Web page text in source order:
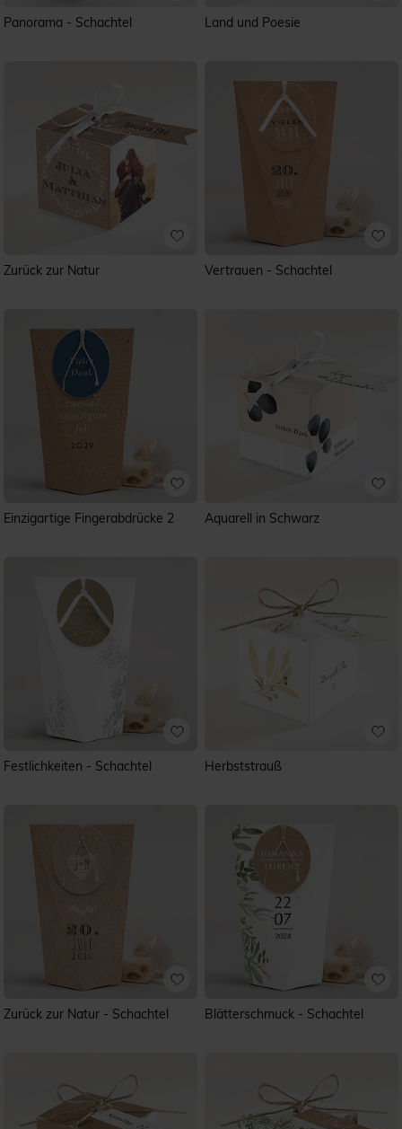
Panorama - Schachtel Land und Poesie
Zurück zur Natur Vertrauen - Schachtel
Einzigartige Fingerabdrücke 2 Aquarell in Schwarz
Festlichkeiten - Schachtel Herbststrauß
Zurück zur Natur - Schachtel Blätterschmuck - Schachtel